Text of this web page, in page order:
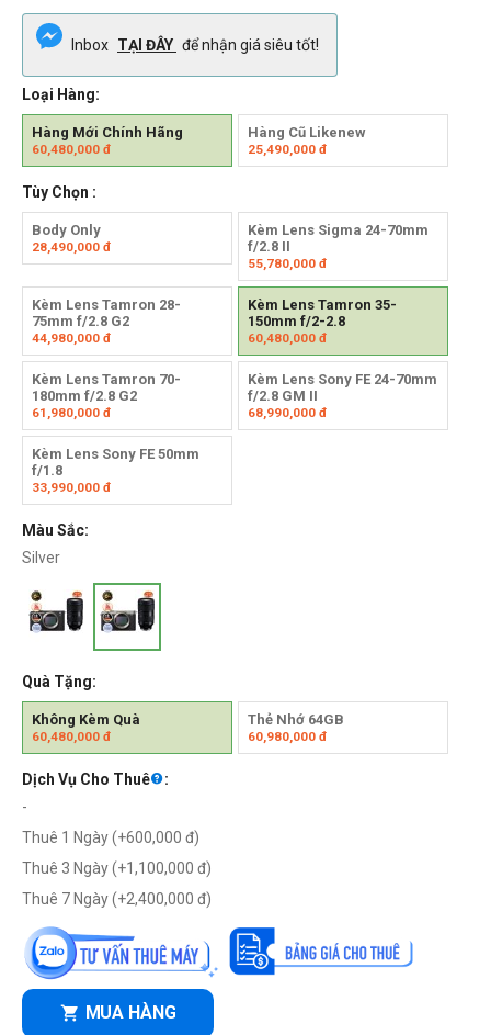
Inbox TẠI ĐÂY để nhận giá siêu tốt!
Loại Hàng:
Hàng Mới Chính Hãng
60,480,000 đ
Hàng Cũ Likenew
25,490,000đ
Tùy Chọn :
Body Only
28,490,000 đ
Kèm Lens Sigma 24-70mm
f/2.8 II
55,780,000đ
Kèm Lens Tamron 28-
75mm f/2.8 G2
44,980,000 đ
Kèm Lens Tamron 35-
150mm f/2-2.8
60,480,000đ
Kèm Lens Tamron 70-
180mm f/2.8 G2
61,980,000 đ
Kèm Lens Sony FE 24-70mm
f/2.8 GM II
68,990,000đ
Kèm Lens Sony FE 50mm
f/1.8
33,990,000 đ
Màu Sắc:
Silver
Quà Tặng:
Không Kèm Quà
60,480,000 đ
Thẻ Nhớ 64GB
60,980,000đ
Dịch Vụ Cho Thuê
:
-
Thuê 1 Ngày (+600,000 đ)
Thuê 3 Ngày (+1,100,000 đ)
Thuê 7 Ngày (+2,400,000 đ)
MUA HÀNG